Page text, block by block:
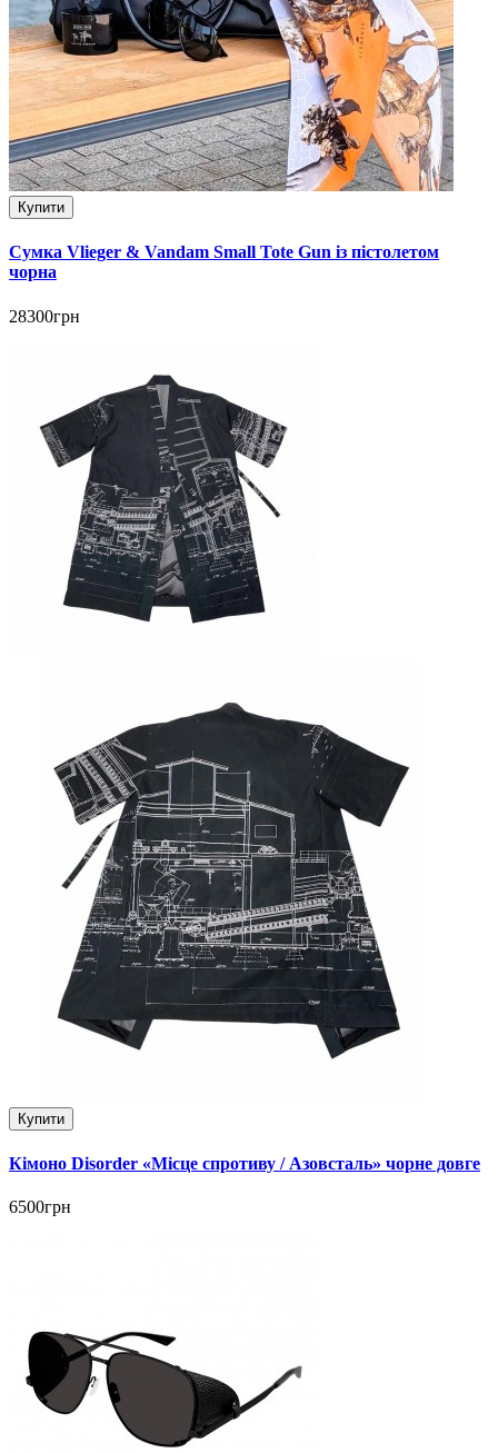
Купити
Сумка Vlieger & Vandam Small Tote Gun із пістолетом
чорна
28300грн
Купити
Кімоно Disorder «Місце спротиву / Азовсталь» чорне довге
6500грн